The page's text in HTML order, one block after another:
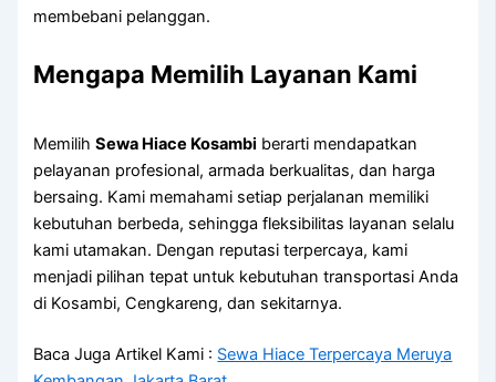
membebani pelanggan.
Mengapa Memilih Layanan Kami
MemilihSewa Hiace Kosambi berarti mendapatkan
pelayanan profesional, armada berkualitas, dan harga
bersaing. Kami memahami setiap perjalanan memiliki
kebutuhan berbeda, sehingga fleksibilitas layanan selalu
kami utamakan. Dengan reputasi terpercaya, kami
menjadi pilihan tepat untuk kebutuhan transportasi Anda
di Kosambi, Cengkareng, dan sekitarnya.
Baca Juga Artikel Kami : Sewa Hiace Terpercaya Meruya